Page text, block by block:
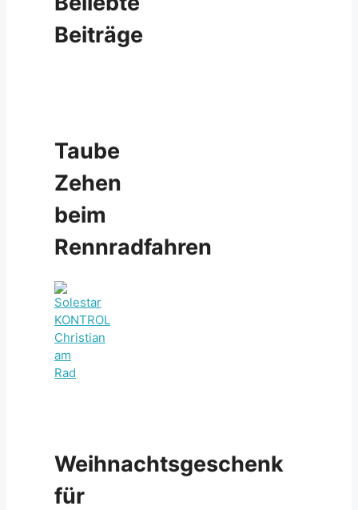
Beiträge
Taube
Zehen
beim
Rennradfahren
Weihnachtsgeschenk
für